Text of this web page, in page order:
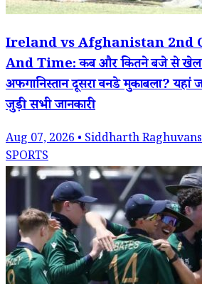
Ireland vs Afghanistan 2nd
And Time: कब और कितने बजे से खेला
अफगानिस्तान दूसरा वनडे मुकाबला? यहां
जुड़ी सभी जानकारी
Aug 07, 2026 • Siddharth
SPORTS